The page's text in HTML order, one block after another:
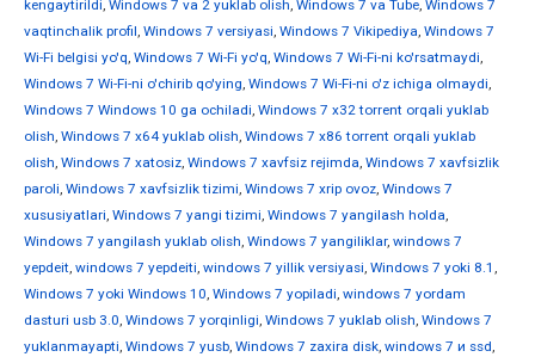
kengaytirildi, Windows 7 va 2 yuklab olish, Windows 7 va Tube, Windows 7
vaqtinchalik profil, Windows 7 versiyasi, Windows 7 Vikipediya, Windows 7
Wi-Fi belgisi yo'q, Windows 7 Wi-Fi yo'q, Windows 7 Wi-Fi-ni ko'rsatmaydi,
Windows 7 Wi-Fi-ni o'chirib qo'ying, Windows 7 Wi-Fi-ni o'z ichiga olmaydi,
Windows 7 Windows 10 ga ochiladi, Windows 7 x32 torrent orqali yuklab
olish, Windows 7 x64 yuklab olish, Windows 7 x86 torrent orqali yuklab
olish, Windows 7 xatosiz, Windows 7 xavfsiz rejimda, Windows 7 xavfsizlik
paroli, Windows 7 xavfsizlik tizimi, Windows 7 xrip ovoz, Windows 7
xususiyatlari, Windows 7 yangi tizimi, Windows 7 yangilash holda,
Windows 7 yangilash yuklab olish, Windows 7 yangiliklar, windows 7
yepdeit, windows 7 yepdeiti, windows 7 yillik versiyasi, Windows 7 yoki 8.1 ,
Windows 7 yoki Windows 10, Windows 7 yopiladi, windows 7 yordam
dasturi usb 3.0, Windows 7 yorqinligi, Windows 7 yuklab olish, Windows 7
yuklanmayapti, Windows 7 yusb, Windows 7 zaxira disk, windows 7 и ssd,